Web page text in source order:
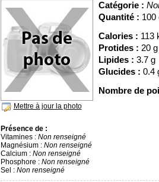
Mettre à jour la photo
Catégorie :
Quantité : 100
Calories : 113
Protides : 20 g
Lipides : 3.7 g
Glucides : 0.4
Nombre de
Présence de :
Vitamines : Non renseigné
Magnésium : Non renseigné
Calcium : Non renseigné
Phosphore : Non renseigné
Sel : Non renseigné